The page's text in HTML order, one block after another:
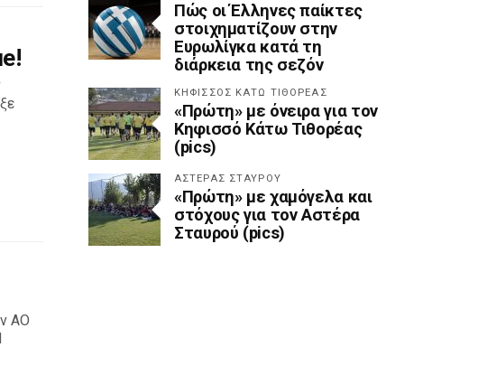
ΑΟ
Πώς οι Έλληνες παίκτες
στοιχηματίζουν στην
Ευρωλίγκα κατά τη
διάρκεια της σεζόν
ΚΗΦΙΣΣΌΣ ΚΆΤΩ ΤΙΘΟΡΈΑΣ
«Πρώτη» με όνειρα για τον
Κηφισσό Κάτω Τιθορέας
(pics)
ΑΣΤΈΡΑΣ ΣΤΑΥΡΟΎ
«Πρώτη» με χαμόγελα και
στόχους για τον Αστέρα
Σταυρού (pics)